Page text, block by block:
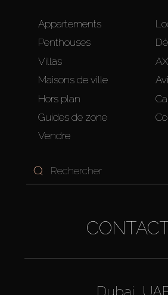
Appartements
Penthouses
Villas
Maisons de ville
Hors plan
Guides de zone
Vendre